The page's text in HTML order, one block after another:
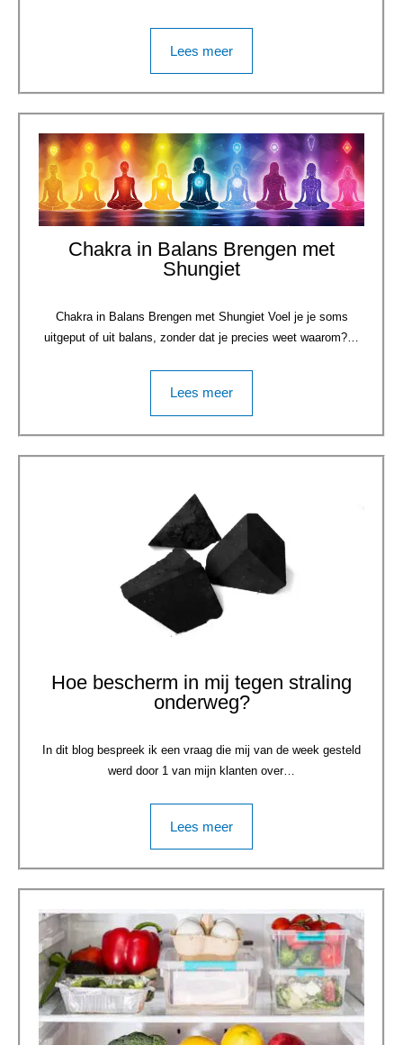
Lees meer
Chakra in Balans Brengen met
Shungiet
Chakra in Balans Brengen met Shungiet Voel je je soms
uitgeput of uit balans, zonder dat je precies weet waarom?…
Lees meer
Hoe bescherm in mij tegen straling
onderweg?
In dit blog bespreek ik een vraag die mij van de week gesteld
werd door 1 van mijn klanten over…
Lees meer